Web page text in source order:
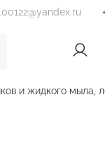
и жидкого мыла,